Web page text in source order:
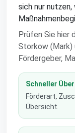
sich nur
Prüfen Sie hier
Storkow (Mark)
Fördergeber,
Schneller
Förderart,
Übersicht.